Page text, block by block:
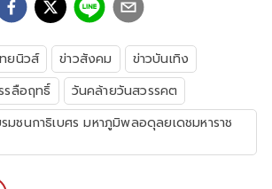
ยนิวส์ ข่าวสังคม
ข่าวบันเทิง
ลือฤทธิ์
วันคล้ายวันสวรรคต
มชนกาธิเบศร มหาภูมิพลอดุลยเดชมหาราช